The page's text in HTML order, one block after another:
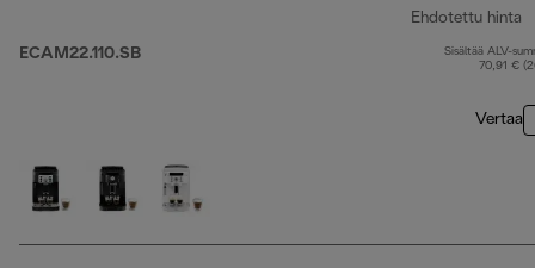
ECAM22.110.SB
Ehdotettu hinta
Sisältää ALV-
70,91 €
Vertaa